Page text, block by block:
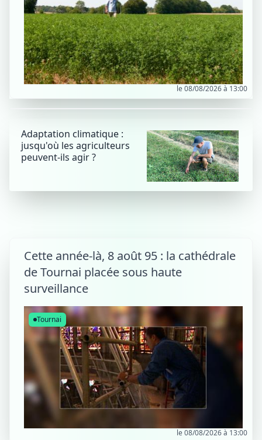
le 08/08/2026 à 13:00
Adaptation climatique :
jusqu'où les agriculteurs
peuvent-ils agir ?
Cette année-là, 8 août 95 : la cathédrale
de Tournai placée sous haute
surveillance
le 08/08/2026 à 13:00
Tournai